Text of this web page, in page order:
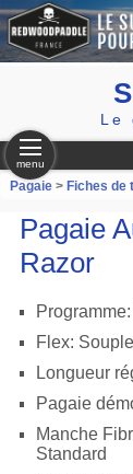
Le
menu
Pagaie> Fiches de
Pagaie
Razor
Flex: Souple
Longueur
Pagaie
Manche
Standard